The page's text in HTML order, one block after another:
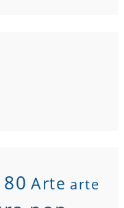
Arte arte